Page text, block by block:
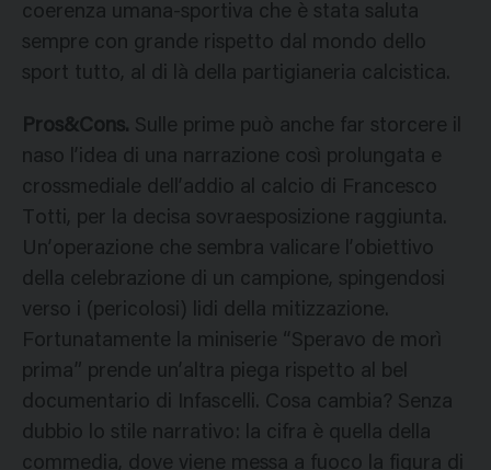
coerenza umana-sportiva che è stata saluta
sempre con grande rispetto dal mondo dello
sport tutto, al di là della partigianeria calcistica.
Pros&Cons. Sulle prime può anche far storcere il
naso l’idea di una narrazione così prolungata e
crossmediale dell’addio al calcio di Francesco
Totti, per la decisa sovraesposizione raggiunta.
Un’operazione che sembra valicare l’obiettivo
della celebrazione di un campione, spingendosi
verso i (pericolosi) lidi della mitizzazione.
Fortunatamente la miniserie “Speravo de morì
prima” prende un’altra piega rispetto al bel
documentario di Infascelli. Cosa cambia? Senza
dubbio lo stile narrativo: la cifra è quella della
commedia, dove viene messa a fuoco la figura di